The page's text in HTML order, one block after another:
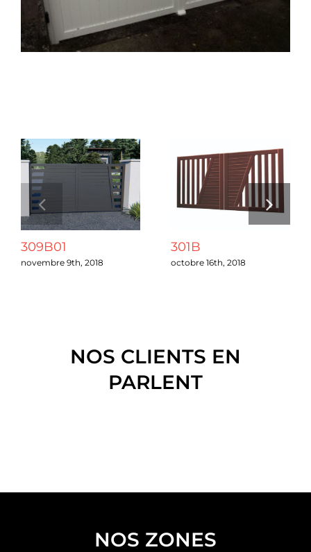
Chantiers
Guide & Aide
Nous Recrutons
309B01
novembre 9th, 2018
301B
octobre 16th, 2018
NOS CLIENTS EN
PARLENT
NOS ZONES